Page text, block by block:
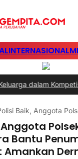
INTERNASIONAL
dalam Kompetisi
Baik, Anggota
Anggota
Bantu
Amankan